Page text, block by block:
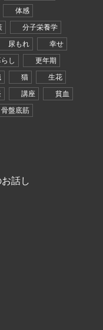
体感
分子栄養学
尿もれ
幸せ
し
更年期
猫
生花
講座
貧血
骨盤底筋
話し